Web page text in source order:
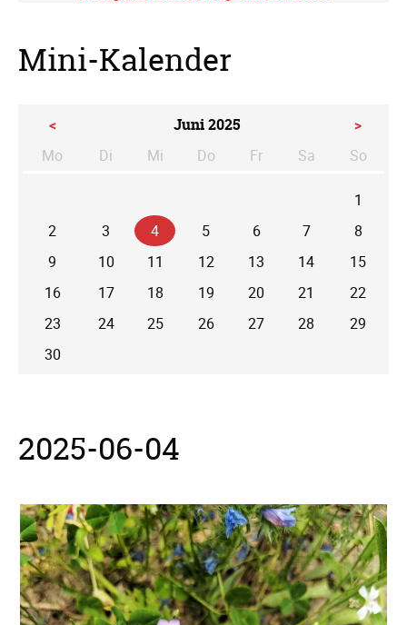
Mini-Kalender
< Juni 2025
>
Mo
Di enstag
Mi ttwoch
Do nnerstag
Fr Sa mstagSo
1
2
3 4 5 6 7
8
9
10 11 12 13 14
15
16
17 18 19 20 21
22
23
24 25 26 27 28
29
30
2025-06-04